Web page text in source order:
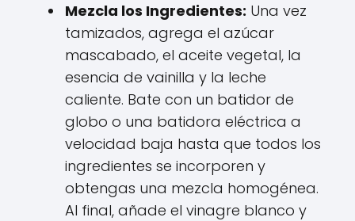
Mezcla los Ingredientes: Una vez
tamizados, agrega el azúcar
mascabado, el aceite vegetal, la
esencia de vainilla y la leche
caliente. Bate con un batidor de
globo o una batidora eléctrica a
velocidad baja hasta que todos los
ingredientes se incorporen y
obtengas una mezcla homogénea.
Al final, añade el vinagre blanco y